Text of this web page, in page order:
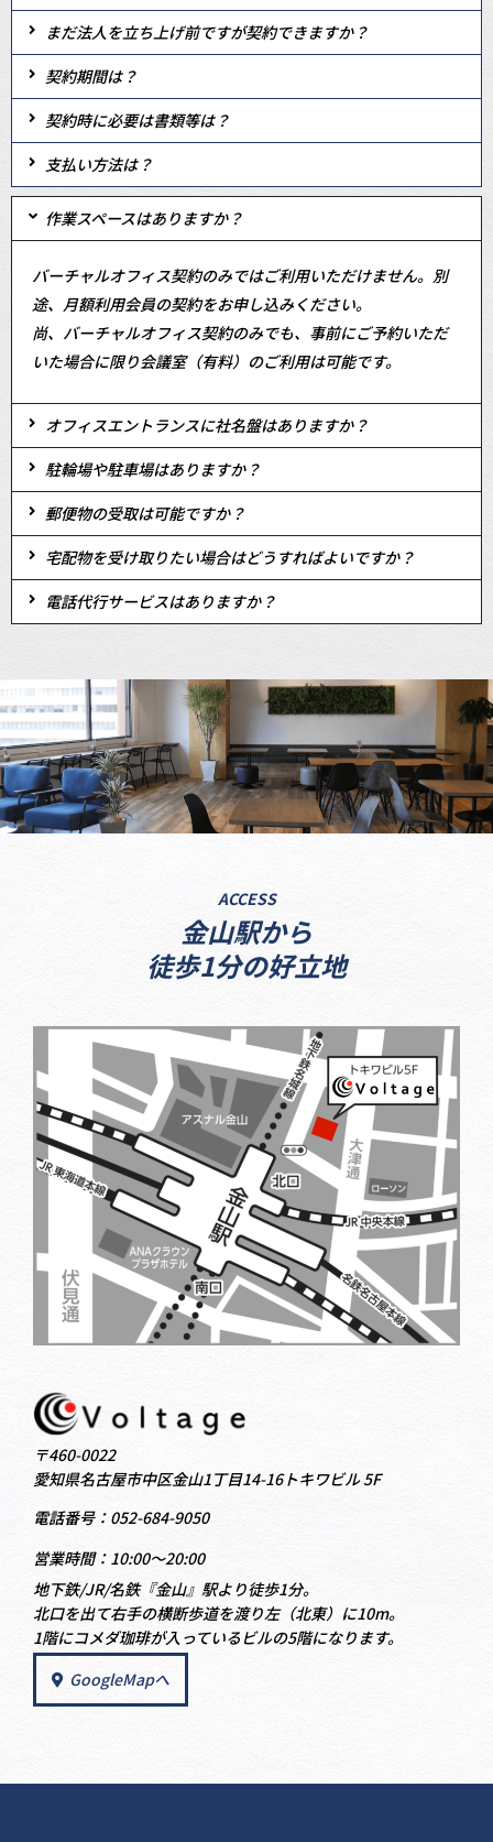
まだ法人を立ち上げ前ですが契約できますか？
契約期間は？
契約時に必要は書類等は？
支払い方法は？
作業スペースはありますか？
バーチャルオフィス契約のみではご利用いただけません。別
途、月額利用会員の契約をお申し込みください。
尚、バーチャルオフィス契約のみでも、事前にご予約いただ
いた場合に限り会議室（有料）のご利用は可能です。
オフィスエントランスに社名盤はありますか？
駐輪場や駐車場はありますか？
郵便物の受取は可能ですか？
宅配物を受け取りたい場合はどうすればよいですか？
電話代行サービスはありますか？
ACCESS
金山駅から
徒歩1分の好立地
〒460-0022
愛知県名古屋市中区金山1丁目14-16トキワビル 5F
電話番号：052-684-9050
営業時間：10:00〜20:00
地下鉄/JR/名鉄『金山』駅より徒歩1分。
北口を出て右手の横断歩道を渡り左（北東）に10m。
1階にコメダ珈琲が入っているビルの5階になります。
GoogleMapへ